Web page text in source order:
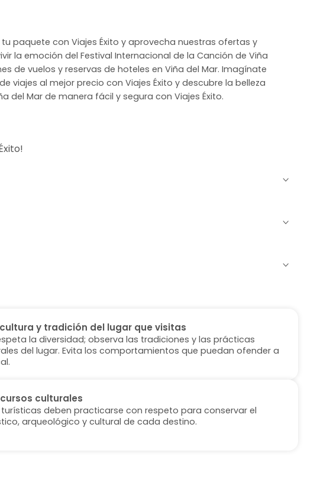
paquete con Viajes Éxito y aprovecha nuestras ofertas y
la emoción del Festival Internacional de la Canción de Viña
de vuelos y reservas de hoteles en Viña del Mar. Imagínate
viajes al mejor precio con Viajes Éxito y descubre la belleza
del Mar de manera fácil y segura con Viajes Éxito.
y tradición del lugar que visitas
la diversidad; observa las tradiciones y las prácticas
del lugar. Evita los comportamientos que puedan ofender a
culturales
deben practicarse con respeto para conservar el
arqueológico y cultural de cada destino.